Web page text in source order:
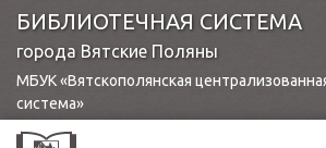
БИБЛИОТЕЧНАЯ СИСТЕМА
города Вятские Поляны
МБУК «Вятскополянская
система»